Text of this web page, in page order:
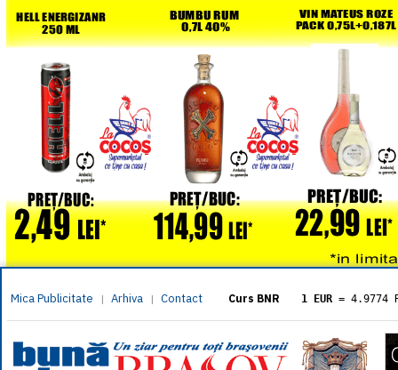
Mica Publicitate | Arhiva | Contact Curs BNR 1 EUR = 4.9774
= 5.8304
1 XAU= 464.4611
1 AED= 1.1933